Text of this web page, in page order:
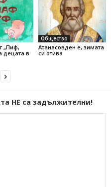
„Пиф,
децата в
Общество
Атанасовден е, зимата
си отива
НЕ са задължителни!